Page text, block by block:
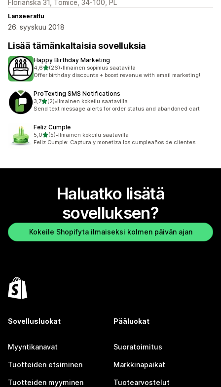
Floriańska 31, Tomice, 34-100, PL
Lanseerattu
26. syyskuu 2018
Lisää tämänkaltaisia sovelluksia
Happy Birthday Marketing
4,6/ 5 tähteä
(26)
26 arvostelua yhteensä
•Ilmainen sopimus saatavilla
Offer birthday discounts + boost revenue with email marketing!
ProTexting SMS Notifications
3,7/ 5 tähteä
(2)
2 arvostelua yhteensä
•Ilmainen kokeilu saatavilla
Send text message alerts for order status and abandoned cart
Feliz Cumple
5,0/ 5 tähteä
(5)
5 arvostelua yhteensä
•Ilmainen kokeilu saatavilla
Feliz Cumple: Captura y monetiza los cumpleaños de clientes
Haluatko lisätä
sovelluksen?
Kokeile Shopifyta ilmaiseksi kolmen päivän ajan
Sovellusluokat
Myyntikanavat
Tuotteiden etsiminen
Tuotteiden myyminen
Pääluokat
Suoratoimitus
Markkinapaikat
Tuotearvostelut